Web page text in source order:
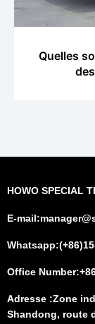
Quelles
HOWO SPECIAL
E-
Office
Adresse :Zone
Shandong, route